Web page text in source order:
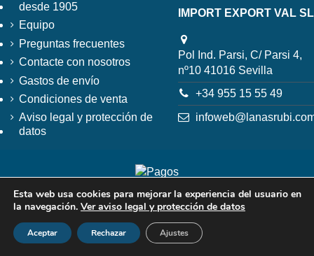
desde 1905
Equipo
Preguntas frecuentes
Contacte con nosotros
Gastos de envío
Condiciones de venta
Aviso legal y protección de
datos
IMPORT EXPORT VAL SL
Pol Ind. Parsi, C/ Parsi 4,
nº10 41016 Sevilla
+34 955 15 55 49
Esta web usa cookies para mejorar la experiencia del usuario en
la navegación. Ver aviso legal y protección de datos
Aceptar Rechazar Ajustes